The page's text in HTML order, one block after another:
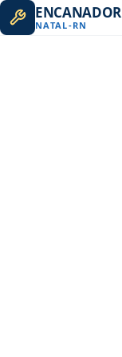
ENCANADOR
NATAL-RN